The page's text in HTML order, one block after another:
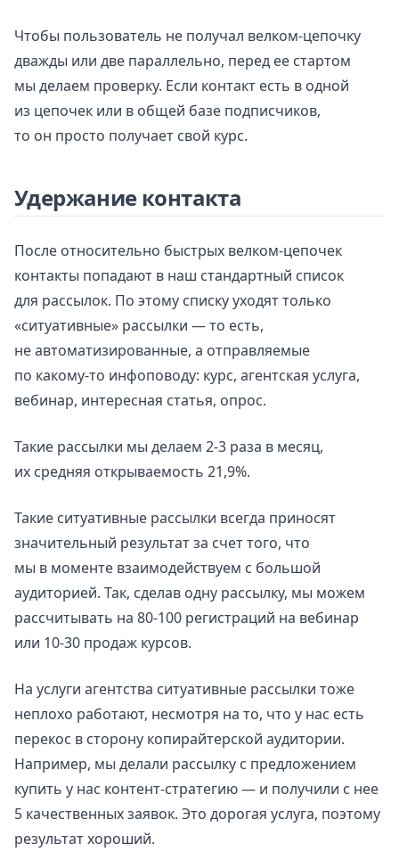
Чтобы пользователь не получал велком-цепочку
дважды или две параллельно, перед ее стартом
мы делаем проверку. Если контакт есть в одной
из цепочек или в общей базе подписчиков,
то он просто получает свой курс.
Удержание контакта
После относительно быстрых велком-цепочек
контакты попадают в наш стандартный список
для рассылок. По этому списку уходят только
«ситуативные» рассылки — то есть,
не автоматизированные, а отправляемые
по какому-то инфоповоду: курс, агентская услуга,
вебинар, интересная статья, опрос.
Такие рассылки мы делаем 2-3 раза в месяц,
их средняя открываемость 21,9%.
Такие ситуативные рассылки всегда приносят
значительный результат за счет того, что
мы в моменте взаимодействуем с большой
аудиторией. Так, сделав одну рассылку, мы можем
рассчитывать на 80-100 регистраций на вебинар
или 10-30 продаж курсов.
На услуги агентства ситуативные рассылки тоже
неплохо работают, несмотря на то, что у нас есть
перекос в сторону копирайтерской аудитории.
Например, мы делали рассылку с предложением
купить у нас контент-стратегию — и получили с нее
5 качественных заявок. Это дорогая услуга, поэтому
результат хороший.